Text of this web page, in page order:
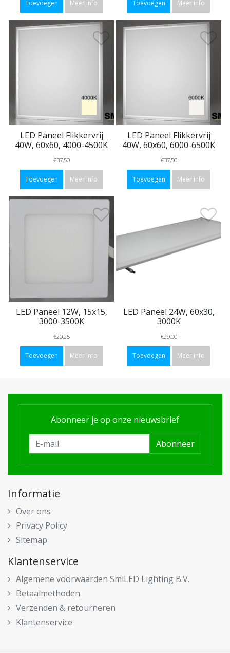
Toevoegen Meer info Toevoegen Meer info
LED Paneel Flikkervrij
40W, 60x60, 4000-4500K
€37,50
Toevoegen Meer info
LED Paneel Flikkervrij
40W, 60x60, 6000-6500K
€37,50
Toevoegen Meer info
LED Paneel 12W, 15x15,
3000-3500K
€20,25
Toevoegen Meer info
LED Paneel 24W, 60x30,
3000K
€29,00
Toevoegen Meer info
Abonneer je op onze nieuwsbrief
Abonneer
Informatie
Over ons
Privacy Policy
Sitemap
Klantenservice
Algemene voorwaarden SmiLED Lighting B.V.
Betaalmethoden
Verzenden & retourneren
Klantenservice